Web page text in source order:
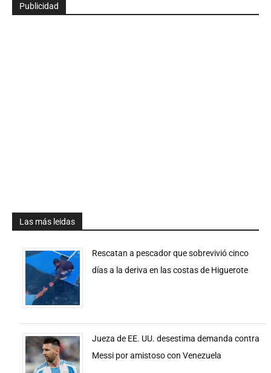
Publicidad
Las más leidas
Rescatan a pescador que sobrevivió cinco
días a la deriva en las costas de Higuerote
Jueza de EE. UU. desestima demanda contra
Messi por amistoso con Venezuela